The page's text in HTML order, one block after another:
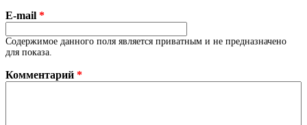
E-mail *
Содержимое данного поля является приватным и не предназначено
для показа.
Комментарий *